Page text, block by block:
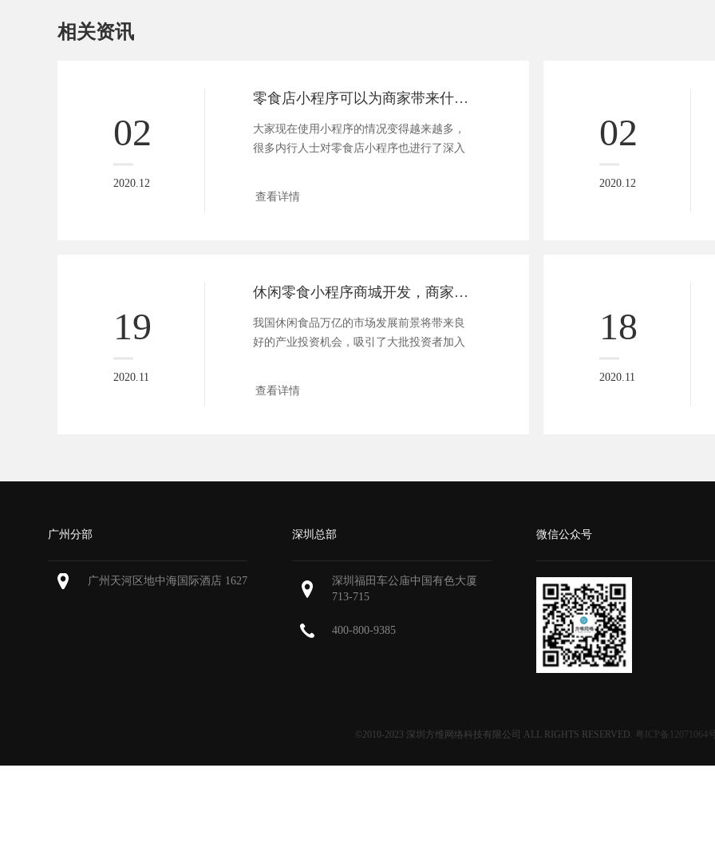
相关资讯
02
2020.12
零食店小程序可以为商家带来什么？
大家现在使用小程序的情况变得越来越多，
很多内行人士对零食店小程序也进行了深入
查看详情
02
2020.12
19
2020.11
休闲零食小程序商城开发，商家增加这4个功能回头客多50%
我国休闲食品万亿的市场发展前景将带来良
好的产业投资机会，吸引了大批投资者加入
查看详情
18
2020.11
广州分部
广州天河区地中海国际酒店 1627
深圳总部
深圳福田车公庙中国有色大厦
713-715
400-800-9385
微信公众号
©2010-2023 深圳方维网络科技有限公司 ALL RIGHTS RESERVED. 粤ICP备12071064